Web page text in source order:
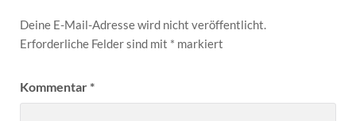
Deine E-Mail-Adresse wird nicht veröffentlicht.
Erforderliche Felder sind mit * markiert
Kommentar*